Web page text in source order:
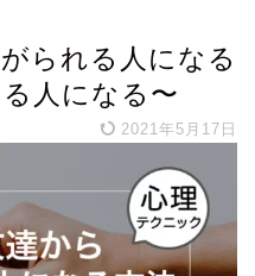
られる人になる
人になる〜
2021年5月17日